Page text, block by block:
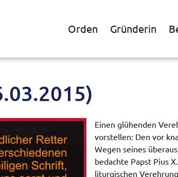
Orden Gründerin
Einen glühenden
vorstellen: Den vor
Wegen seines
bedachte Papst Pius
liturgischen